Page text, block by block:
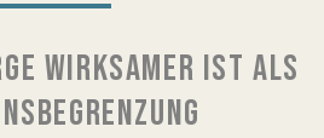
WIRKSAMER IST ALS